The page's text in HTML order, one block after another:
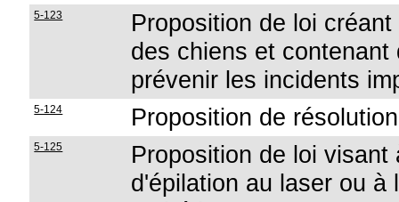
5-123
Proposition de loi
des chiens et
prévenir les incidents
5-124 Proposition de
5-125
Proposition de loi
d'épilation au laser ou à